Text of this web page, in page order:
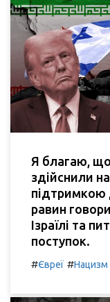
Я благаю,
здійснили
підтримкою
равин
Ізраїлі та
поступок.
#Євреї #Нацизм